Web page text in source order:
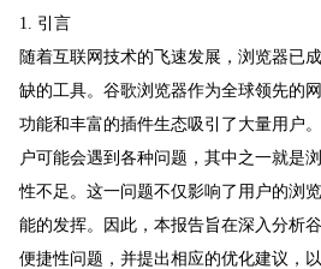
1. 引言
随着互联网技术的飞速发展，浏览器已
缺的工具。谷歌浏览器作为全球领先的
功能和丰富的插件生态吸引了大量用户
户可能会遇到各种问题，其中之一就是
性不足。这一问题不仅影响了用户的浏
能的发挥。因此，本报告旨在深入分析
便捷性问题，并提出相应的优化建议，